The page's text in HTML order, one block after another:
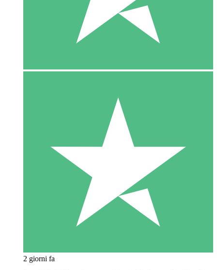
2 giorni fa